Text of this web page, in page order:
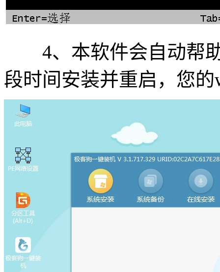
4、本软件会自动帮助
段时间安装并重启，您